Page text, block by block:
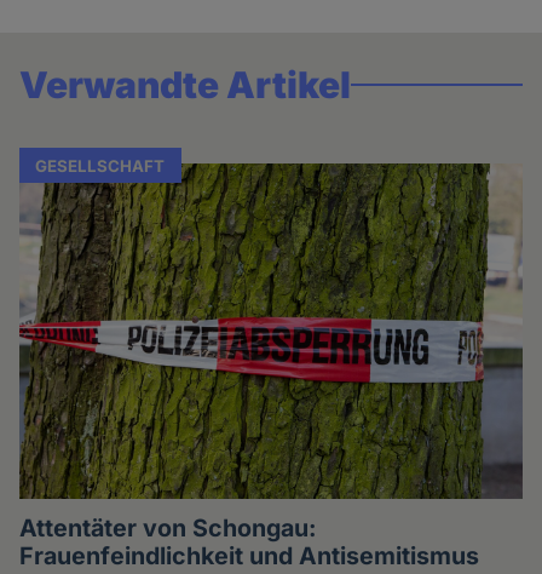
Verwandte Artikel
GESELLSCHAFT
Attentäter von Schongau:
Frauenfeindlichkeit und Antisemitismus